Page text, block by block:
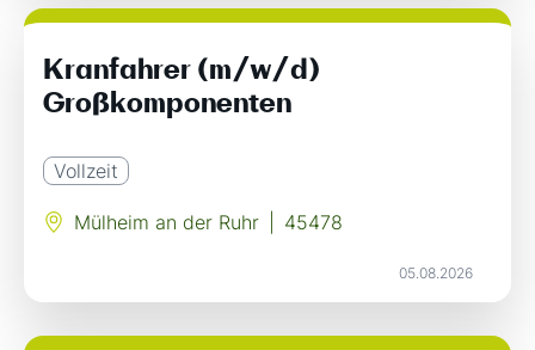
Kranfahrer (m/w/d)
Großkomponenten
Vollzeit
Mülheim an der Ruhr 45478
05.08.2026